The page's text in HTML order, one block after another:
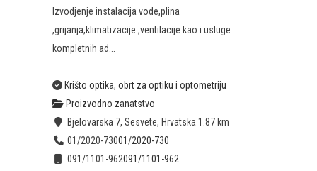
Izvodjenje instalacija vode,plina
,grijanja,klimatizacije ,ventilacije kao i usluge
kompletnih ad...
Krišto optika, obrt za optiku i optometriju
Proizvodno zanatstvo
Bjelovarska 7, Sesvete, Hrvatska 1.87 km
01/2020-73001/2020-730
091/1101-962091/1101-962